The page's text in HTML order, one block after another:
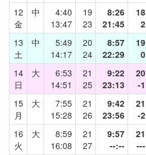
12
金
中
4:40
13:47
19
23
8:26
21:45
18
2
13
土
中
5:49
14:17
20
24
8:57
22:29
19
0
14
日
大
6:53
14:51
21
25
9:22
23:13
20
-1
15
月
大
7:55
15:28
21
26
9:42
23:56
21
-2
16
火
大
8:59
16:08
21
27
9:57
--:--
21
---